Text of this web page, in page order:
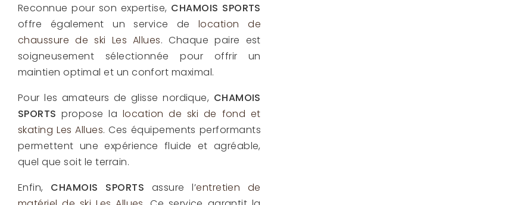
Reconnue pour son expertise, CHAMOIS SPORTS
offre également un service de location de
chaussure de ski Les Allues. Chaque paire est
soigneusement sélectionnée pour offrir un
maintien optimal et un confort maximal.
Pour les amateurs de glisse nordique, CHAMOIS
SPORTS propose la location de ski de fond et
skating Les Allues. Ces équipements performants
permettent une expérience fluide et agréable,
quel que soit le terrain.
Enfin, CHAMOIS SPORTS assure l’entretien de